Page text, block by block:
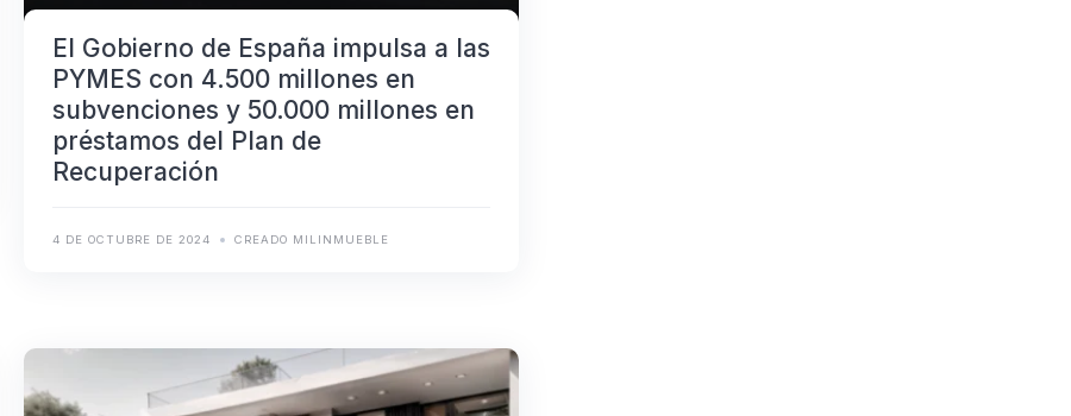
El Gobierno de España impulsa a las
PYMES con 4.500 millones en
subvenciones y 50.000 millones en
préstamos del Plan de
Recuperación
4 DE OCTUBRE DE 2024 CREADO MILINMUEBLE